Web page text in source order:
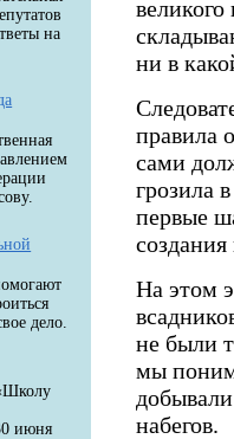
на
дело.
июня
ни в
правила
сами
грозила
первые
На этом
не были
мы
набегов.